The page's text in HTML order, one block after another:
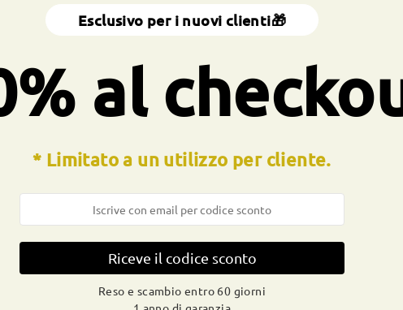
Esclusivo per i nuovi clienti🎁
al
* Limitato a un utilizzo per cliente.
Riceve il codice sconto
Reso e scambio entro 60 giorni